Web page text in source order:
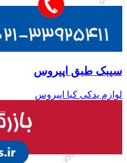
سیبک طبق اپیروس
لوازم یدکی کیا اپیروس